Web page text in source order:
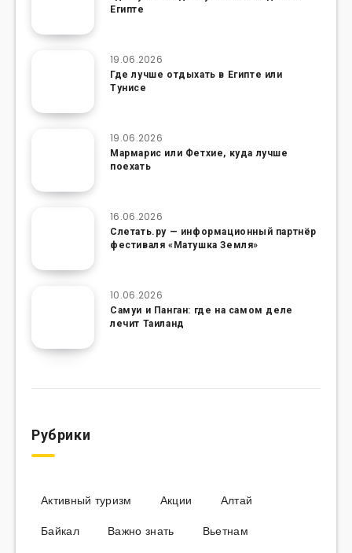
Египте
19.06.2026
Где лучше отдыхать в Египте или
Тунисе
19.06.2026
Мармарис или Фетхие, куда лучше
поехать
16.06.2026
Слетать.ру — информационный партнёр
фестиваля «Матушка Земля»
10.06.2026
Самуи и Панган: где на самом деле
лечит Таиланд
Рубрики
Активный туризм Акции
Алтай
Байкал
Важно знать
Вьетнам